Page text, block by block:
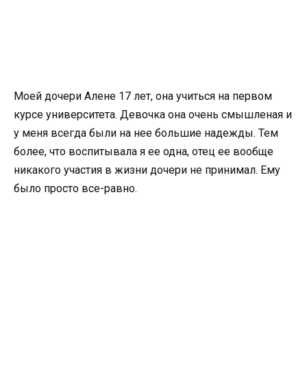
Моей дочери Алене 17 лет, она учиться на первом
курсе университета. Девочка она очень смышленая и
у меня всегда были на нее большие надежды. Тем
более, что воспитывала я ее одна, отец ее вообще
никакого участия в жизни дочери не принимал. Ему
было просто все-равно.